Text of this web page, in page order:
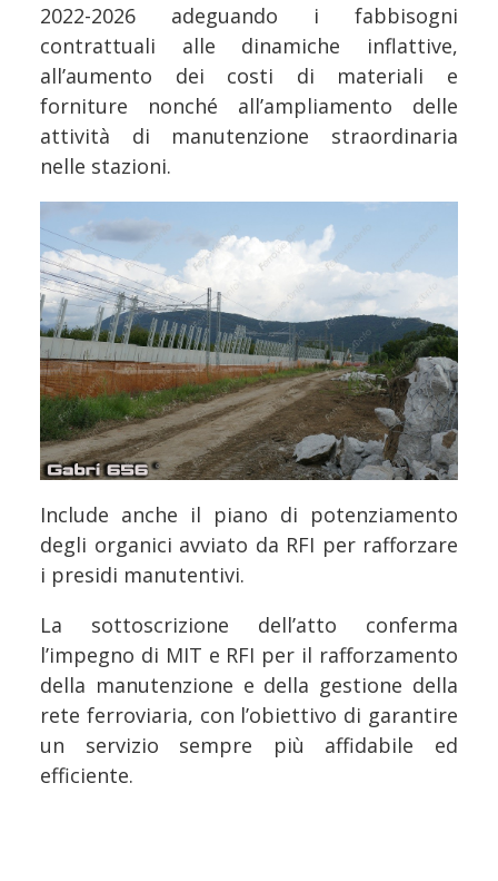
2022-2026 adeguando i fabbisogni
contrattuali alle dinamiche inflattive,
all’aumento dei costi di materiali e
forniture nonché all’ampliamento delle
attività di manutenzione straordinaria
nelle stazioni.
Include anche il piano di potenziamento
degli organici avviato da RFI per rafforzare
i presidi manutentivi.
La sottoscrizione dell’atto conferma
l’impegno di MIT e RFI per il rafforzamento
della manutenzione e della gestione della
rete ferroviaria, con l’obiettivo di garantire
un servizio sempre più affidabile ed
efficiente.